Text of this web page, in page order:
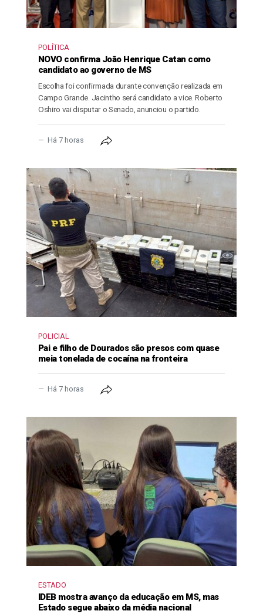
POLÍTICA
NOVO confirma João Henrique Catan como
candidato ao governo de MS
Escolha foi confirmada durante convenção realizada em
Campo Grande. Jacintho será candidato a vice. Roberto
Oshiro vai disputar o Senado, anunciou o partido.
Há 7 horas
POLICIAL
Pai e filho de Dourados são presos com quase
meia tonelada de cocaína na fronteira
Há 7 horas
ESTADO
IDEB mostra avanço da educação em MS, mas
Estado segue abaixo da média nacional